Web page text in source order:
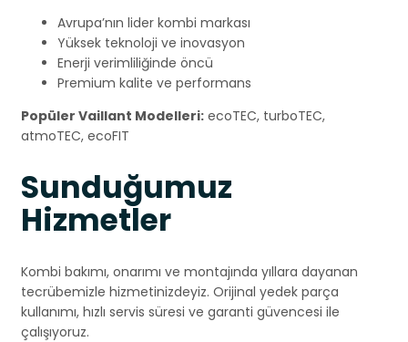
Avrupa’nın lider kombi markası
Yüksek teknoloji ve inovasyon
Enerji verimliliğinde öncü
Premium kalite ve performans
Popüler Vaillant Modelleri: ecoTEC, turboTEC,
atmoTEC, ecoFIT
Sunduğumuz
Hizmetler
Kombi bakımı, onarımı ve montajında yıllara dayanan
tecrübemizle hizmetinizdeyiz. Orijinal yedek parça
kullanımı, hızlı servis süresi ve garanti güvencesi ile
çalışıyoruz.